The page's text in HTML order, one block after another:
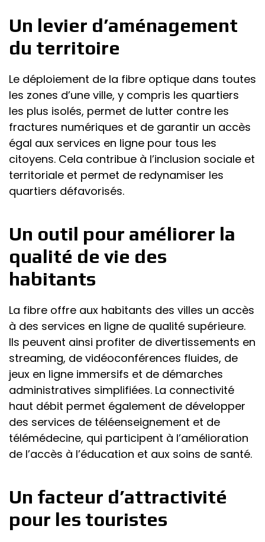
Un levier d’aménagement
du territoire
Le déploiement de la fibre optique dans toutes
les zones d’une ville, y compris les quartiers
les plus isolés, permet de lutter contre les
fractures numériques et de garantir un accès
égal aux services en ligne pour tous les
citoyens. Cela contribue à l’inclusion sociale et
territoriale et permet de redynamiser les
quartiers défavorisés.
Un outil pour améliorer la
qualité de vie des
habitants
La fibre offre aux habitants des villes un accès
à des services en ligne de qualité supérieure.
Ils peuvent ainsi profiter de divertissements en
streaming, de vidéoconférences fluides, de
jeux en ligne immersifs et de démarches
administratives simplifiées. La connectivité
haut débit permet également de développer
des services de téléenseignement et de
télémédecine, qui participent à l’amélioration
de l’accès à l’éducation et aux soins de santé.
Un facteur d’attractivité
pour les touristes